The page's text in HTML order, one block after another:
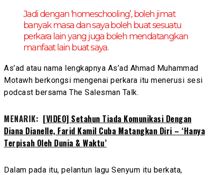
Jadi dengan ‘homeschooling’, boleh jimat
banyak masa dan saya boleh buat sesuatu
perkara lain yang juga boleh mendatangkan
manfaat lain buat saya.
As’ad atau nama lengkapnya As’ad Ahmad Muhammad
Motawh berkongsi mengenai perkara itu menerusi sesi
podcast bersama The Salesman Talk.
MENARIK: [VIDEO] Setahun Tiada Komunikasi Dengan
Diana Dianelle, Farid Kamil Cuba Matangkan Diri – ‘Hanya
Terpisah Oleh Dunia & Waktu’
Dalam pada itu, pelantun lagu Senyum itu berkata,